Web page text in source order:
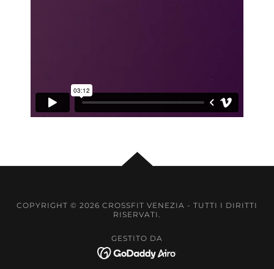
COPYRIGHT © 2026 CROSSFIT VENEZIA - TUTTI I DIRITTI
RISERVATI.
GESTITO DA